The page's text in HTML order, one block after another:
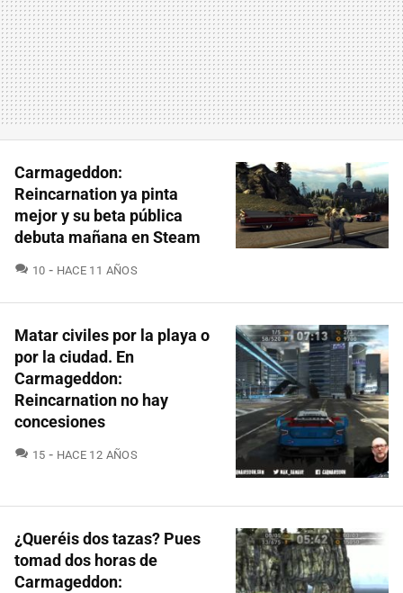
Carmageddon:
Reincarnation ya pinta
mejor y su beta pública
debuta mañana en Steam
10 COMENTARIOS
HACE 11 AÑOS
Matar civiles por la playa o
por la ciudad. En
Carmageddon:
Reincarnation no hay
concesiones
15 COMENTARIOS
HACE 12 AÑOS
¿Queréis dos tazas? Pues
tomad dos horas de
Carmageddon: